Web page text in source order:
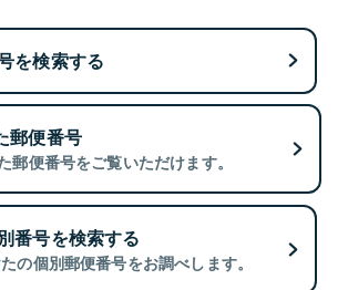
を検索する
郵便番号
郵便番号をご覧いただけます。
番号を検索する
の個別郵便番号をお調べします。